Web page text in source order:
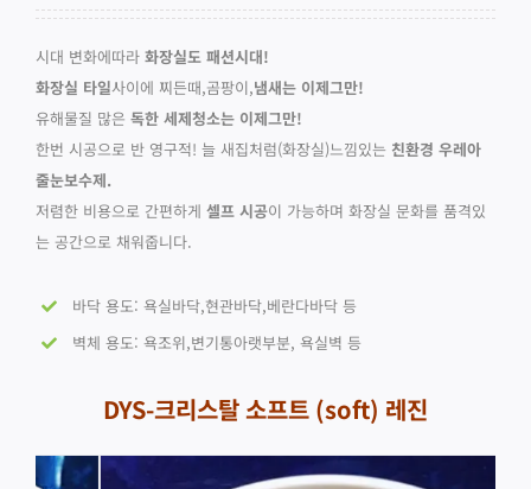
시대 변화에따라화장실도 패션시대!
화장실 타일사이에 찌든때,곰팡이,냄새는 이제그만!
유해물질 많은 독한 세제청소는 이제그만!
한번 시공으로 반 영구적! 늘 새집처럼(화장실)느낌있는 친환경 우레아
줄눈보수제.
저렴한 비용으로 간편하게 셀프 시공이 가능하며 화장실 문화를 품격있
는 공간으로 채워줍니다.
바닥 용도: 욕실바닥,현관바닥,베란다바닥 등
벽체 용도: 욕조위,변기통아랫부분, 욕실벽 등
DYS-크리스탈 소프트 (soft) 레진